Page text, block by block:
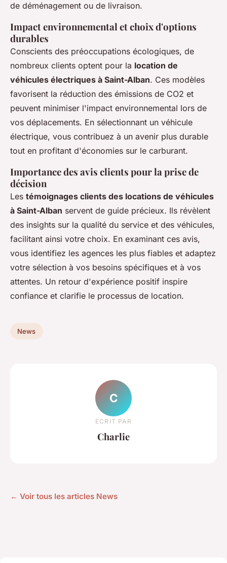
de déménagement ou de livraison.
Impact environnemental et choix d'options
durables
Conscients des préoccupations écologiques, de
nombreux clients optent pour la location de
véhicules électriques à Saint-Alban. Ces modèles
favorisent la réduction des émissions de CO2 et
peuvent minimiser l'impact environnemental lors de
vos déplacements. En sélectionnant un véhicule
électrique, vous contribuez à un avenir plus durable
tout en profitant d'économies sur le carburant.
Importance des avis clients pour la prise de
décision
Les témoignages clients des locations de véhicules
à Saint-Alban servent de guide précieux. Ils révèlent
des insights sur la qualité du service et des véhicules,
facilitant ainsi votre choix. En examinant ces avis,
vous identifiez les agences les plus fiables et adaptez
votre sélection à vos besoins spécifiques et à vos
attentes. Un retour d'expérience positif inspire
confiance et clarifie le processus de location.
News
C
ECRIT PAR
Charlie
← Voir tous les articles News